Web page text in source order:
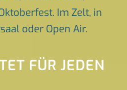
Im Zelt, in
oder Open Air.
FÜR JEDEN